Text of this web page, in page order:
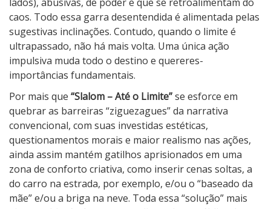
caos. Todo essa garra desentendida é alimentada pelas
sugestivas inclinações. Contudo, quando o limite é
ultrapassado, não há mais volta. Uma única ação
impulsiva muda todo o destino e quereres-
importâncias fundamentais.
Por mais que “Slalom – Até o Limite”se esforce em
quebrar as barreiras “ziguezagues” da narrativa
convencional, com suas investidas estéticas,
questionamentos morais e maior realismo nas ações,
ainda assim mantém gatilhos aprisionados em uma
zona de conforto criativa, como inserir cenas soltas, a
do carro na estrada, por exemplo, e/ou o “baseado da
mãe” e/ou a briga na neve. Toda essa “solução” mais